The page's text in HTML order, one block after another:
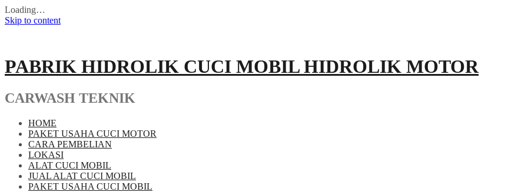
Loading…
Skip to content
PABRIK HIDROLIK CUCI MOBIL HIDROLIK MOTOR
CARWASH TEKNIK
HOME
PAKET USAHA CUCI MOTOR
CARA PEMBELIAN
LOKASI
ALAT CUCI MOBIL
JUAL ALAT CUCI MOBIL
PAKET USAHA CUCI MOBIL